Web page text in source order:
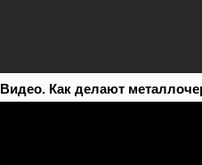
Видео. Как делают